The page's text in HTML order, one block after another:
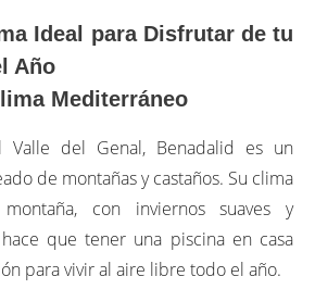
Ideal para Disfrutar de tu
Año
Mediterráneo
Valle del Genal, Benadalid es un
de montañas y castaños. Su clima
con inviernos suaves y
que tener una piscina en casa
para vivir al aire libre todo el año.